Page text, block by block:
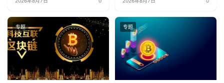
专题 专题